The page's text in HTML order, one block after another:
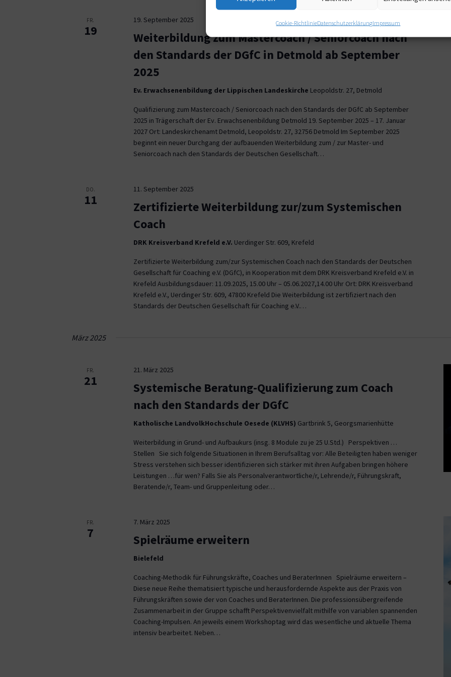
Cookie-RichtlinieDatenschutzerklärungImpressum
FR.
19
19. September 2025
Weiterbildung zum Mastercoach / Seniorcoach nach
den Standards der DGfC in Detmold ab September
2025
Ev. Erwachsenenbildung der Lippischen Landeskirche Leopoldstr. 27, Detmold
Qualifizierung zum Mastercoach / Seniorcoach nach den Standards der DGfC ab September
2025 in Trägerschaft der Ev. Erwachsenenbildung Detmold 19. September 2025 – 17. Januar
2027 Ort: Landeskirchenamt Detmold, Leopoldstr. 27, 32756 Detmold Im September 2025
beginnt ein neuer Durchgang der aufbauenden Weiterbildung zum / zur Master- und
Seniorcoach nach den Standards der Deutschen Gesellschaft…
DO.
11
11. September 2025
Zertifizierte Weiterbildung zur/zum Systemischen
Coach
DRK Kreisverband Krefeld e.V. Uerdinger Str. 609, Krefeld
Zertifizierte Weiterbildung zum/zur Systemischen Coach nach den Standards der Deutschen
Gesellschaft für Coaching e.V. (DGfC), in Kooperation mit dem DRK Kreisverband Krefeld e.V. in
Krefeld Ausbildungsdauer: 11.09.2025, 15.00 Uhr – 05.06.2027,14.00 Uhr Ort: DRK Kreisverband
Krefeld e.V., Uerdinger Str. 609, 47800 Krefeld Die Weiterbildung ist zertifiziert nach den
Standards der Deutschen Gesellschaft für Coaching e.V.…
März 2025
FR.
21
21. März 2025
Systemische Beratung-Qualifizierung zum Coach
nach den Standards der DGfC
Katholische LandvolkHochschule Oesede (KLVHS) Gartbrink 5, Georgsmarienhütte
Weiterbildung in Grund- und Aufbaukurs (insg. 8 Module zu je 25 U.Std.) Perspektiven …
Stellen Sie sich folgende Situationen in Ihrem Berufsalltag vor: Alle Beteiligten haben weniger
Stress verstehen sich besser identifizieren sich stärker mit ihren Aufgaben bringen höhere
Leistungen …für wen? Falls Sie als Personalverantwortliche/r, Lehrende/r, Führungskraft,
Beratende/r, Team- und Gruppenleitung oder…
FR.
7
7. März 2025
Spielräume erweitern
Bielefeld
Coaching-Methodik für Führungskräfte, Coaches und BeraterInnen Spielräume erweitern –
Diese neue Reihe thematisiert typische und herausfordernde Aspekte aus der Praxis von
Führungskräften sowie der von Coaches und BeraterInnen. Die professionsübergreifende
Zusammenarbeit in der Gruppe schafft Perspektivenvielfalt mithilfe von variablen spannenden
Coaching-Impulsen. An jeweils einem Workshoptag wird das wesentliche und aktuelle Thema
intensiv bearbeitet. Neben…